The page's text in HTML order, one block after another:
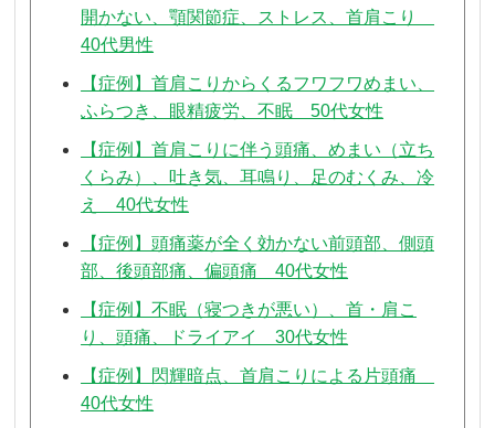
開かない、顎関節症、ストレス、首肩こり
40代男性
【症例】首肩こりからくるフワフワめまい、
ふらつき、眼精疲労、不眠 50代女性
【症例】首肩こりに伴う頭痛、めまい（立ち
くらみ）、吐き気、耳鳴り、足のむくみ、冷
え 40代女性
【症例】頭痛薬が全く効かない前頭部、側頭
部、後頭部痛、偏頭痛 40代女性
【症例】不眠（寝つきが悪い）、首・肩こ
り、頭痛、ドライアイ 30代女性
【症例】閃輝暗点、首肩こりによる片頭痛
40代女性